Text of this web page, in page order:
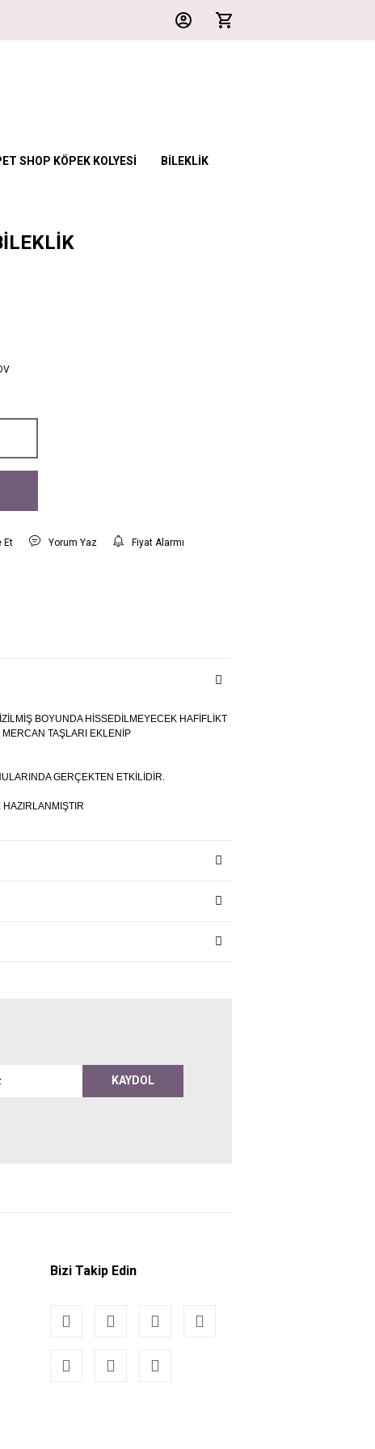
SHOP KÖPEK KOLYESİ BİLEKLİK
Et Yorum Yaz Fiyat Alarmı
BOYUNDA HİSSEDİLMEYECEK HAFİFLİKT
TAŞLARI EKLENİP
GERÇEKTEN ETKİLİDİR.
KAYDOL
Bizi Takip Edin